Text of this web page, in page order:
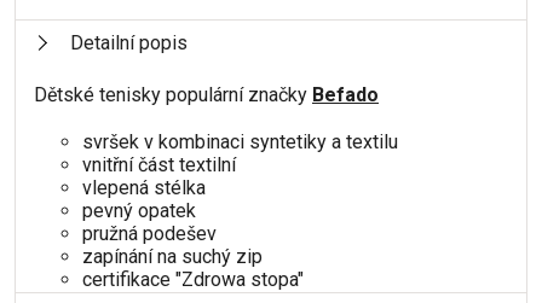
Detailní popis
Dětské tenisky populární značky Befado
svršek v kombinaci syntetiky a textilu
vnitřní část textilní
vlepená stélka
pevný opatek
pružná podešev
zapínání na suchý zip
certifikace "Zdrowa stopa"